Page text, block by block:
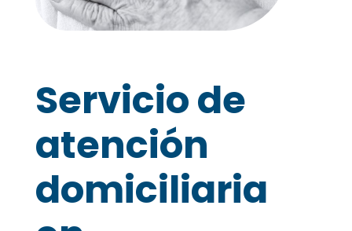
Servicio de
atención
domiciliaria